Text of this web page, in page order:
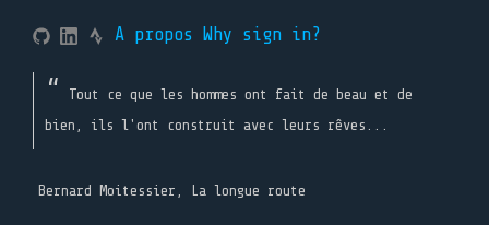
A propos Why sign in?
Tout ce que les hommes ont fait de beau et de
bien, ils l'ont construit avec leurs rêves...
Bernard Moitessier, La longue route